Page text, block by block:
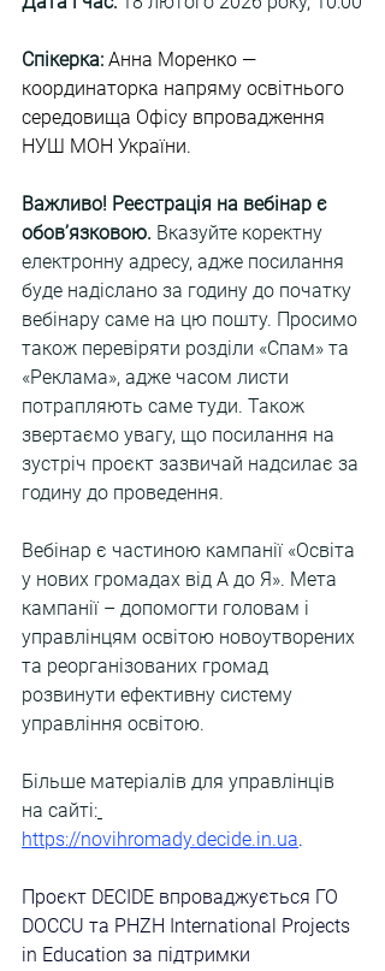
Спікерка: Анна Моренко —
координаторка напряму освітнього
середовища Офісу впровадження
НУШ МОН України.
Важливо! Реєстрація на вебінар є
обов’язковою. Вказуйте коректну
електронну адресу, адже посилання
буде надіслано за годину до початку
вебінару саме на цю пошту. Просимо
також перевіряти розділи «Спам» та
«Реклама», адже часом листи
потрапляють саме туди. Також
звертаємо увагу, що посилання на
зустріч проєкт зазвичай надсилає за
годину до проведення.
Вебінар є частиною кампанії «Освіта
у нових громадах від А до Я». Мета
кампанії – допомогти головам і
управлінцям освітою новоутворених
та реорганізованих громад
розвинути ефективну систему
управління освітою.
Більше матеріалів для управлінців
на сайті:
https://novihromady.decide.in.ua.
Проєкт DECIDE впроваджується ГО
DOCCU та PHZH International Projects
in Education за підтримки